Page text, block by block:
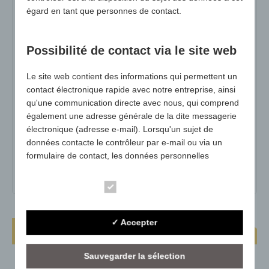
1196-90
N° d'art :1196-02
Dimensions :env. 350 x 300 x 30 mm
surface publicitaire max :+/- 20 x 30 cm
poids :125g
Quantité minimale :1000
Coussin d'assise Business-Seat Round
égard en tant que personnes de contact.
Possibilité de contact via le site web
Le site web contient des informations qui permettent un
contact électronique rapide avec notre entreprise, ainsi
qu'une communication directe avec nous, qui comprend
également une adresse générale de la dite messagerie
électronique (adresse e-mail). Lorsqu'un sujet de
données contacte le contrôleur par e-mail ou via un
formulaire de contact, les données personnelles
automatiquement enregistrées. Ces données
personnelles transmises sur une base volontaire par un
sujet de données au contrôleur de données sont
stockées dans le but de traiter ou de contacter le sujet
de données. Il n'y a pas de transfert de ces données
✓ Accepter
Sauvegarder la sélection